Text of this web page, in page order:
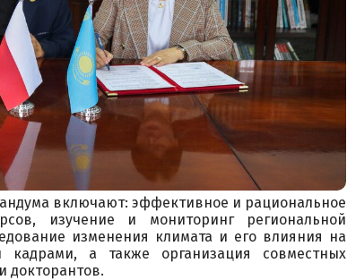
включают: эффективное и рациональное
изучение и мониторинг региональной
изменения климата и его влияния на
кадрами, а также организация совместных
докторантов.